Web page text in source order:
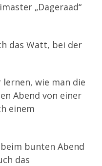
„Dageraad“
das Watt, bei der
wie man die
Abend von einer
einem
bunten Abend
das